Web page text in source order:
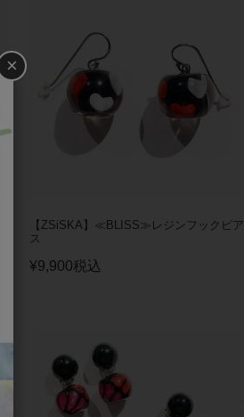
【ZSiSKA】≪BLISS≫レジンフックピア
ス
¥9,900税込
×